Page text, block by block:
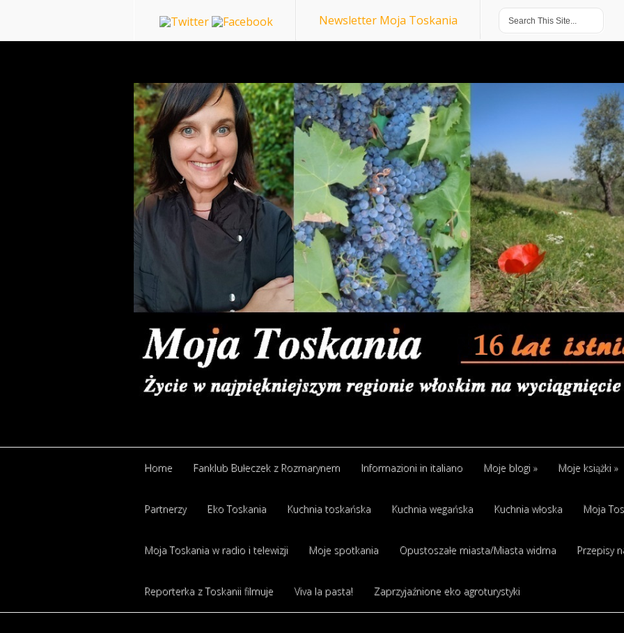
Newsletter Moja Toskania
Home Fanklub Bułeczek z Rozmarynem Informazioni in italiano Moje blogi » Moje książki »
Partnerzy Eko Toskania Kuchnia toskańska Kuchnia wegańska Kuchnia włoska Moja
Moja Toskania w radio i telewizji Moje spotkania Opustoszałe miasta/Miasta widma Przepisy
Reporterka z Toskanii filmuje Viva la pasta! Zaprzyjaźnione eko agroturystyki